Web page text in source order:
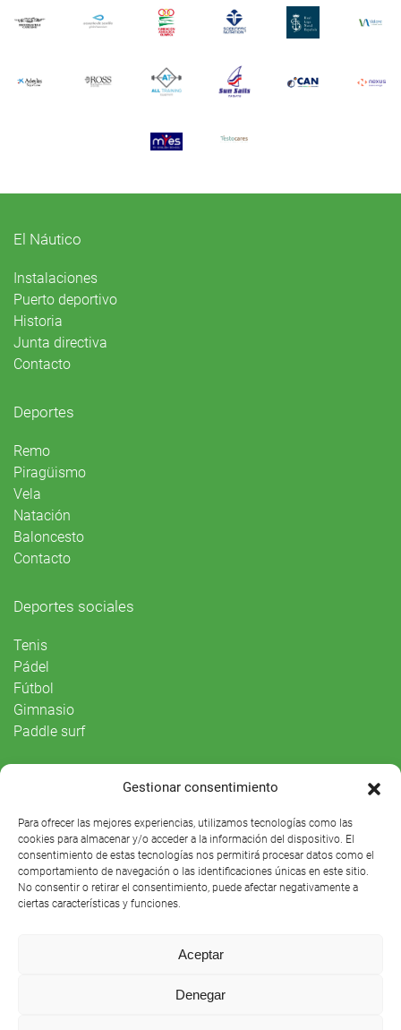
Gestionar consentimiento
Para ofrecer las mejores experiencias, utilizamos tecnologías como las
cookies para almacenar y/o acceder a la información del dispositivo. El
consentimiento de estas tecnologías nos permitirá procesar datos como el
comportamiento de navegación o las identificaciones únicas en este sitio.
No consentir o retirar el consentimiento, puede afectar negativamente a
ciertas características y funciones.
Aceptar
Denegar
El Náutico
Instalaciones
Puerto deportivo
Historia
Junta directiva
Contacto
Deportes
Remo
Piragüismo
Vela
Natación
Baloncesto
Contacto
Deportes sociales
Tenis
Pádel
Fútbol
Gimnasio
Paddle surf
Agenda